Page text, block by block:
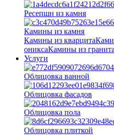
Ресепшн из камня
Камины из камня
Камины из кварцита
ониксаКамины из гранита
Услуги
Облицовка ванной
Облицовка фасадов
Облицовка пола
Облицовка плиткой